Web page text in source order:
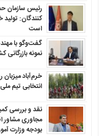
رئیس سازمان
کنندگان:
است
گفت‌وگو با
نمونه بازرگانی
خرم‌آباد
انتخابی تیم
نقد و بررسی
مجاوری مشاور
بودجه وزارت